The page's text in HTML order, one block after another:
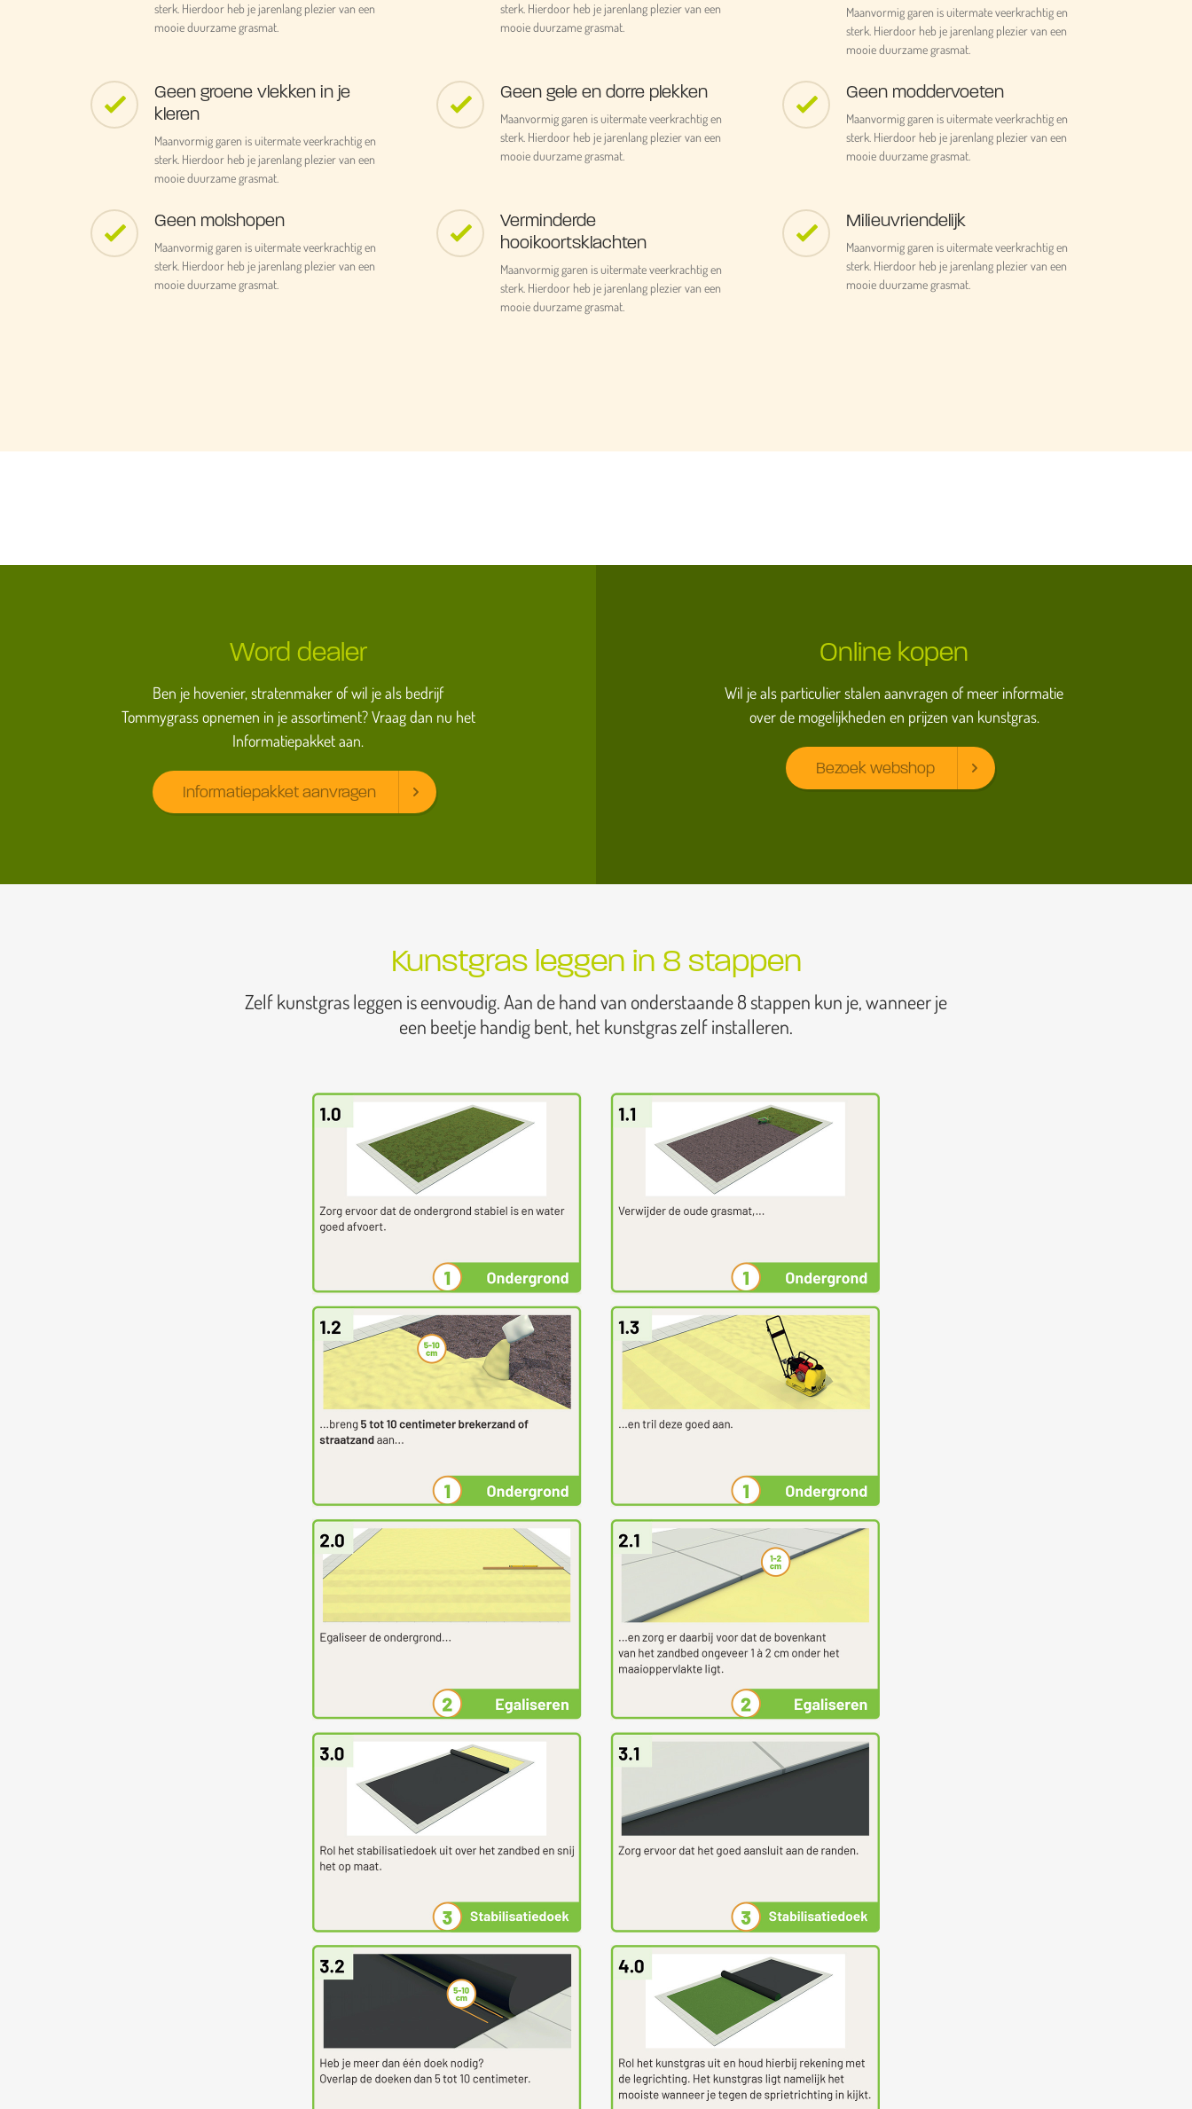
sterk. Hierdoor heb je jarenlang plezier van een
mooie duurzame grasmat.
sterk. Hierdoor heb je jarenlang plezier van een
mooie duurzame grasmat.
Maanvormig garen is uitermate veerkrachtig en
sterk. Hierdoor heb je jarenlang plezier van een
mooie duurzame grasmat.
Geen groene vlekken in je
kleren
Maanvormig garen is uitermate veerkrachtig en
sterk. Hierdoor heb je jarenlang plezier van een
mooie duurzame grasmat.
Geen gele en dorre plekken
Maanvormig garen is uitermate veerkrachtig en
sterk. Hierdoor heb je jarenlang plezier van een
mooie duurzame grasmat.
Geen moddervoeten
Maanvormig garen is uitermate veerkrachtig en
sterk. Hierdoor heb je jarenlang plezier van een
mooie duurzame grasmat.
Geen molshopen
Maanvormig garen is uitermate veerkrachtig en
sterk. Hierdoor heb je jarenlang plezier van een
mooie duurzame grasmat.
Verminderde
hooikoortsklachten
Maanvormig garen is uitermate veerkrachtig en
sterk. Hierdoor heb je jarenlang plezier van een
mooie duurzame grasmat.
Milieuvriendelijk
Maanvormig garen is uitermate veerkrachtig en
sterk. Hierdoor heb je jarenlang plezier van een
mooie duurzame grasmat.
Word dealer
Ben je hovenier, stratenmaker of wil je als bedrijf
Tommygrass opnemen in je assortiment? Vraag dan nu het
Informatiepakket aan.
Informatiepakket aanvragen
Online kopen
Wil je als particulier stalen aanvragen of meer informatie
over de mogelijkheden en prijzen van kunstgras.
Bezoek webshop
Kunstgras leggen in 8 stappen
Zelf kunstgras leggen is eenvoudig. Aan de hand van onderstaande 8 stappen kun je, wanneer je
een beetje handig bent, het kunstgras zelf installeren.